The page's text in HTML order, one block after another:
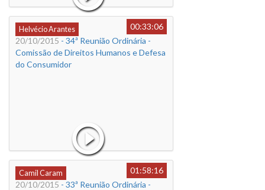
Helvécio Arantes
00:33:06
20/10/2015 - 34ª Reunião Ordinária -
Comissão de Direitos Humanos e Defesa
do Consumidor
Camil Caram
01:58:16
20/10/2015 - 33ª Reunião Ordinária -